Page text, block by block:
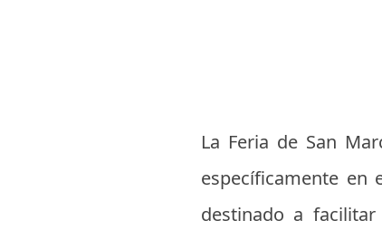
La Feria de San
específicamente en
destinado a